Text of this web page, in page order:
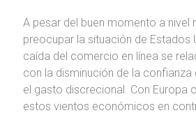
A pesar del buen momento a nivel
preocupar la situación de Estados
caída del comercio en línea se
con la disminución de la
el gasto discrecional. Con Europa
estos vientos económicos en